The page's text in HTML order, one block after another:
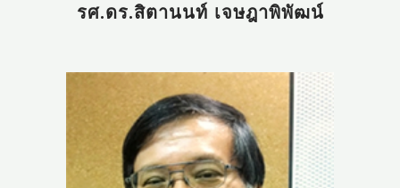
รศ.ดร.สิตานนท์ เจษฎาพิพัฒน์